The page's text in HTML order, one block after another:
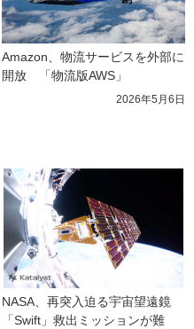
Amazon、物流サービスを外部に
開放　「物流版AWS」
2026年5月6日
NASA、再突入迫る宇宙望遠鏡
「Swift」救出ミッションが難